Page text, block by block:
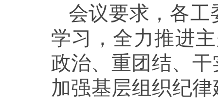
会议要求，各
学习，全力推进
政治、重团结、干
加强基层组织纪